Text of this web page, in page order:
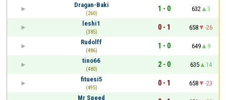
Dragan-Baki
(260)
1 - 0 632
3
leshi1
(385)
0 - 1 658
-26
Rudolff
(486)
1 - 0 649
9
tino66
(480)
2 - 0 635
14
fituesi5
(495)
0 - 1 658
-23
Mr Speed